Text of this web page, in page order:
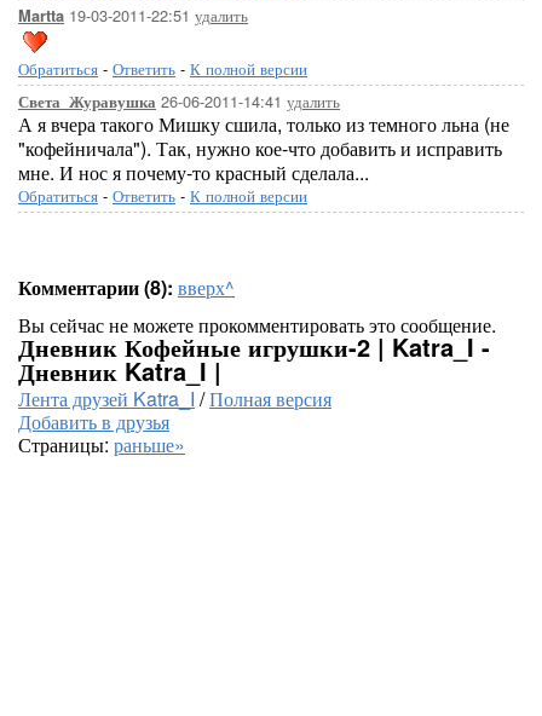
Martta 19-03-2011-22:51 удалить
Обратиться - Ответить - К полной версии
Света_Журавушка 26-06-2011-14:41 удалить
А я вчера такого Мишку сшила, только из темного льна (не
"кофейничала"). Так, нужно кое-что добавить и исправить
мне. И нос я почему-то красный сделала...
Обратиться - Ответить - К полной версии
Комментарии (8): вверх^
Вы сейчас не можете прокомментировать это сообщение.
Дневник Кофейные игрушки-2 | Katra_I -
Дневник Katra_I |
Лента друзей Katra_I /Полная версия
Добавить в друзья
Страницы: раньше»